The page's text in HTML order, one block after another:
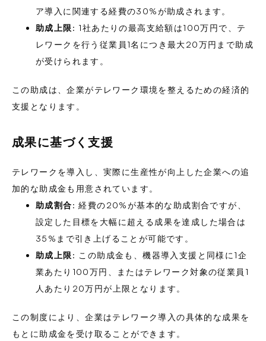
ア導入に関連する経費の30%が助成されます。
助成上限 : 1社あたりの最高支給額は100万円で、テ
レワークを行う従業員1名につき最大20万円まで助成
が受けられます。
この助成は、企業がテレワーク環境を整えるための経済的
支援となります。
成果に基づく支援
テレワークを導入し、実際に生産性が向上した企業への追
加的な助成金も用意されています。
助成割合: 経費の20%が基本的な助成割合ですが、
設定した目標を大幅に超える成果を達成した場合は
35%まで引き上げることが可能です。
助成上限 : この助成金も、機器導入支援と同様に1企
業あたり100万円、またはテレワーク対象の従業員1
人あたり20万円が上限となります。
この制度により、企業はテレワーク導入の具体的な成果を
もとに助成金を受け取ることができます。